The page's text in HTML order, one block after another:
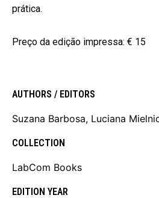
prática.
Preço da edição impressa: € 15
AUTHORS / EDITORS
Suzana Barbosa, Luciana
COLLECTION
LabCom Books
EDITION YEAR